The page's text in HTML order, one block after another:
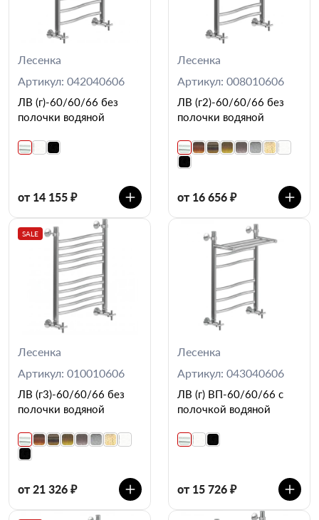
Лесенка
Артикул: 042040606
ЛВ (г)-60/60/66 без
полочки водяной
от 14 155 ₽
Лесенка
Артикул: 008010606
ЛВ (г2)-60/60/66 без
полочки водяной
от 16 656 ₽
SALE
Лесенка
Артикул: 010010606
ЛВ (г3)-60/60/66 без
полочки водяной
от 21 326 ₽
Лесенка
Артикул: 043040606
ЛВ (г) ВП-60/60/66 с
полочкой водяной
от 15 726 ₽